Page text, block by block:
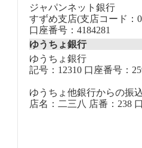
ジャパンネット銀行
すずめ支店(支店コード：
口座番号：4184281
ゆうちょ銀行
ゆうちょ銀行
記号：12310 口座番号：
ゆうちょ他銀行からの振
店名：二三八 店番：238